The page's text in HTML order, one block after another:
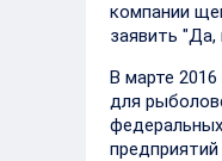
компании
заявить
В марте
для